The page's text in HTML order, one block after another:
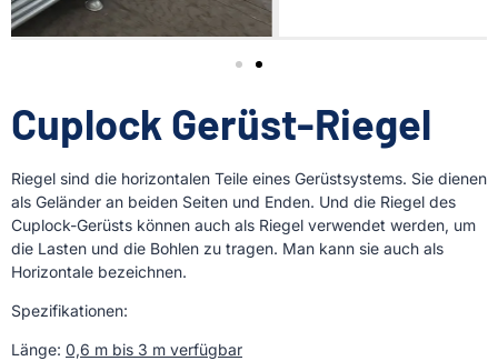
Cuplock Gerüst-Riegel
Riegel sind die horizontalen Teile eines Gerüstsystems. Sie dienen
als Geländer an beiden Seiten und Enden. Und die Riegel des
Cuplock-Gerüsts können auch als Riegel verwendet werden, um
die Lasten und die Bohlen zu tragen. Man kann sie auch als
Horizontale bezeichnen.
Spezifikationen:
Länge: 0,6 m bis 3 m verfügbar